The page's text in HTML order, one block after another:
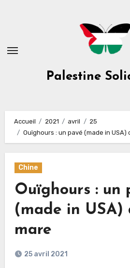
Palestine
Accueil 2021 avril
25
Ouïghours : un pavé (made in USA)
Chine
Ouïghours : un
(made in USA)
mare
25 avril 2021